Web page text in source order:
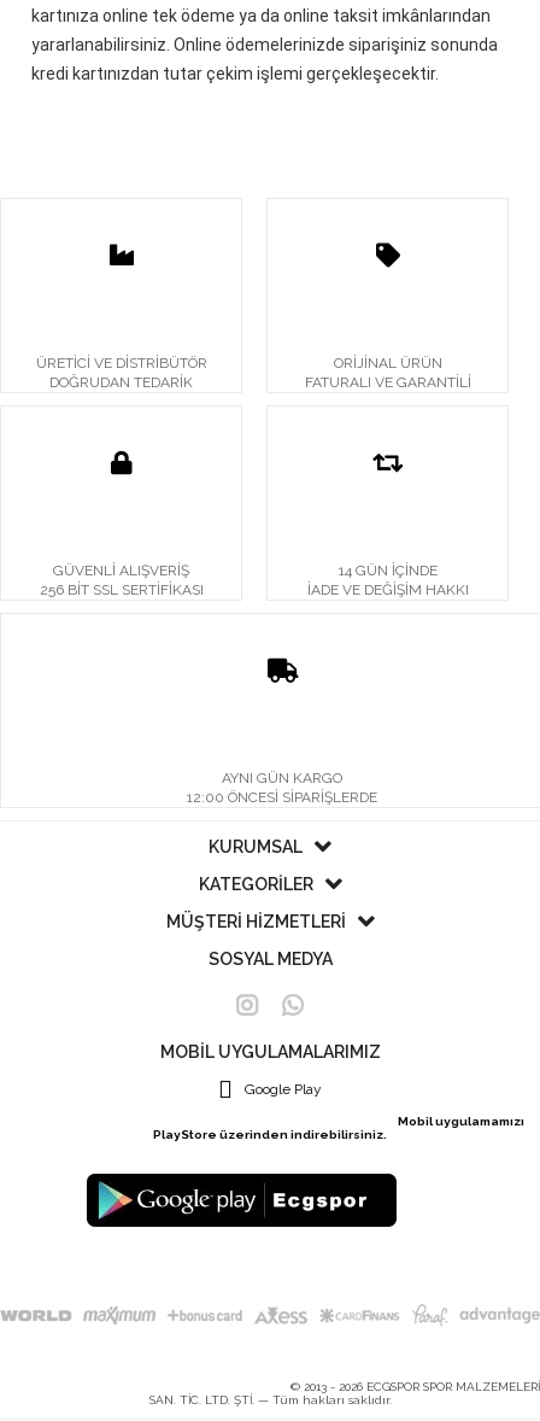
kartınıza online tek ödeme ya da online taksit imkânlarından
yararlanabilirsiniz. Online ödemelerinizde siparişiniz sonunda
kredi kartınızdan tutar çekim işlemi gerçekleşecektir.
ÜRETİCİ VE DİSTRİBÜTÖR
DOĞRUDAN TEDARİK
ORİJİNAL ÜRÜN
FATURALI VE GARANTİLİ
GÜVENLİ ALIŞVERİŞ
256 BİT SSL SERTİFİKASI
14 GÜN İÇİNDE
İADE VE DEĞİŞİM HAKKI
AYNI GÜN KARGO
12:00 ÖNCESİ SİPARİŞLERDE
KURUMSAL
KATEGORİLER
MÜŞTERİ HİZMETLERİ
SOSYAL MEDYA
MOBİL UYGULAMALARIMIZ
Google Play
Mobil uygulamamızı
PlayStore üzerinden indirebilirsiniz.
© 2013 - 2026 ECGSPOR SPOR MALZEMELERİ
SAN. TİC. LTD. ŞTİ. — Tüm hakları saklıdır.